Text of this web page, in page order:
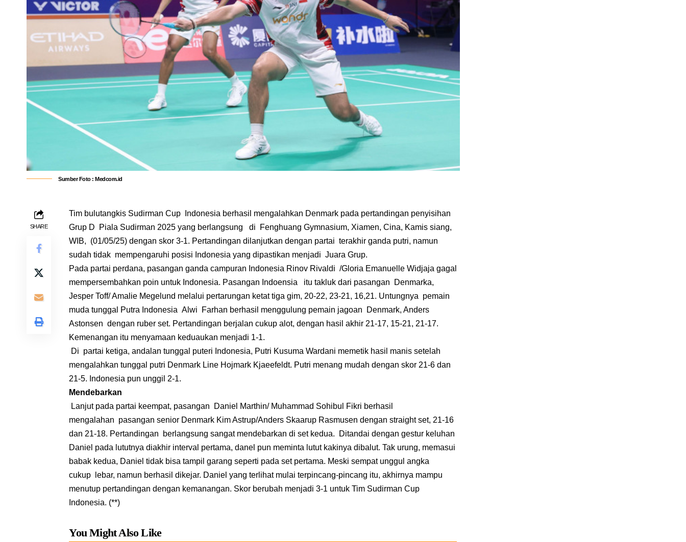
Sumber Foto : Medcom.id
SHARE
Tim bulutangkis Sudirman Cup Indonesia berhasil mengalahkan Denmark pada pertandingan penyisihan
Grup D Piala Sudirman 2025 yang berlangsung di Fenghuang Gymnasium, Xiamen, Cina, Kamis siang,
WIB, (01/05/25) dengan skor 3-1. Pertandingan dilanjutkan dengan partai terakhir ganda putri, namun
sudah tidak mempengaruhi posisi Indonesia yang dipastikan menjadi Juara Grup.
Pada partai perdana, pasangan ganda campuran Indonesia Rinov Rivaldi /Gloria Emanuelle Widjaja gagal
mempersembahkan poin untuk Indonesia. Pasangan Indoensia itu takluk dari pasangan Denmarka,
Jesper Toff/ Amalie Megelund melalui pertarungan ketat tiga gim, 20-22, 23-21, 16,21. Untungnya pemain
muda tunggal Putra Indonesia Alwi Farhan berhasil menggulung pemain jagoan Denmark, Anders
Astonsen dengan ruber set. Pertandingan berjalan cukup alot, dengan hasil akhir 21-17, 15-21, 21-17.
Kemenangan itu menyamaan keduaukan menjadi 1-1.
Di partai ketiga, andalan tunggal puteri Indonesia, Putri Kusuma Wardani memetik hasil manis setelah
mengalahkan tunggal putri Denmark Line Hojmark Kjaeefeldt. Putri menang mudah dengan skor 21-6 dan
21-5. Indonesia pun unggil 2-1.
Mendebarkan
Lanjut pada partai keempat, pasangan Daniel Marthin/ Muhammad Sohibul Fikri berhasil
mengalahan pasangan senior Denmark Kim Astrup/Anders Skaarup Rasmusen dengan straight set, 21-16
dan 21-18. Pertandingan berlangsung sangat mendebarkan di set kedua. Ditandai dengan gestur keluhan
Daniel pada lututnya diakhir interval pertama, danel pun meminta lutut kakinya dibalut. Tak urung, memasui
babak kedua, Daniel tidak bisa tampil garang seperti pada set pertama. Meski sempat unggul angka
cukup lebar, namun berhasil dikejar. Daniel yang terlihat mulai terpincang-pincang itu, akhirnya mampu
menutup pertandingan dengan kemanangan. Skor berubah menjadi 3-1 untuk Tim Sudirman Cup
Indonesia. (**)
You Might Also Like